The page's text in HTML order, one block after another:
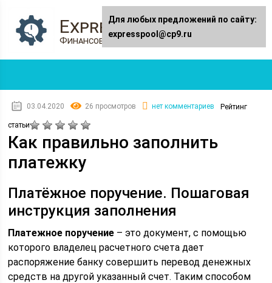
Expresspool.ru
Финансовый журнал
03.04.2020 26 просмотров нет комментариев Рейтинг
статьи
Как правильно заполнить
платежку
Платёжное поручение. Пошаговая
инструкция заполнения
Платежное поручение – это документ, с помощью
которого владелец расчетного счета дает
распоряжение банку совершить перевод денежных
средств на другой указанный счет. Таким способом
Для любых предложений по сайту:
expresspool@cp9.ru